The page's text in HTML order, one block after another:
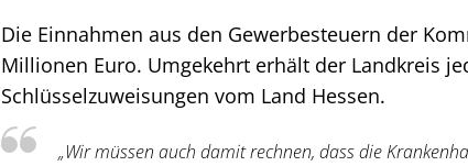
Die Einnahmen aus den Gewerbesteuern der
Millionen Euro. Umgekehrt erhält der Landkreis
Schlüsselzuweisungen vom Land Hessen.
„Wir müssen auch damit rechnen, dass die